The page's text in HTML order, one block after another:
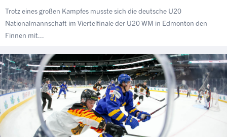
Trotz eines großen Kampfes musste sich die deutsche U20
Nationalmannschaft im Viertelfinale der U20 WM in Edmonton den
Finnen mit...